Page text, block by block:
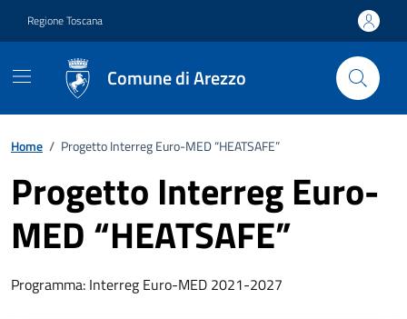
Regione Toscana
Comune di Arezzo
Home / Progetto Interreg Euro-MED “HEATSAFE”
Progetto Interreg Euro-
MED “HEATSAFE”
Descrizione breve
Programma: Interreg Euro-MED 2021-2027